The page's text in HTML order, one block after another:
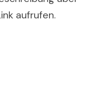
aufrufen.